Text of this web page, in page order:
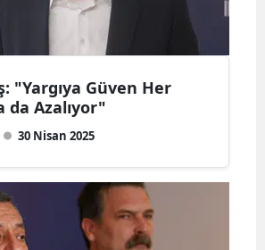
"Yargıya Güven Her
da Azalıyor"
30 Nisan 2025